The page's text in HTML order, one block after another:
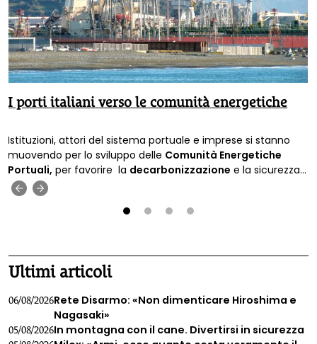
I porti italiani verso le comunità energetiche
Istituzioni, attori del sistema portuale e imprese si stanno
muovendo per lo sviluppo delle Comunità Energetiche
Portuali, per favorire la decarbonizzazione e la sicurezza
energetica.
Ultimi articoli
06/08/2026Rete Disarmo: «Non dimenticare Hiroshima e
Nagasaki»
05/08/2026In montagna con il cane. Divertirsi in sicurezza